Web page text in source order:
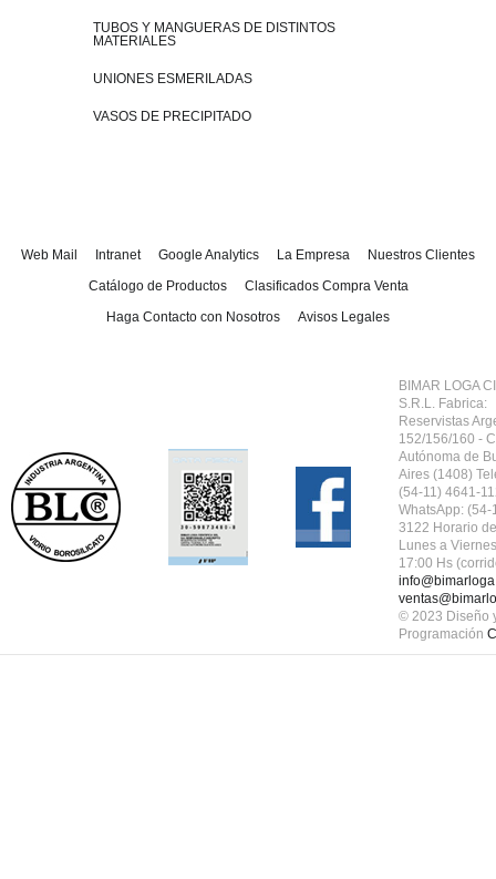
TUBOS Y MANGUERAS DE DISTINTOS
MATERIALES
UNIONES ESMERILADAS
VASOS DE PRECIPITADO
Web Mail Intranet Google Analytics La Empresa
Nuestros Clientes
Catálogo de Productos
Clasificados Compra Venta
Haga Contacto con Nosotros
Avisos Legales
BIMAR LOGA
S.R.L. Fabrica:
Reservistas
152/156/160 -
Autónoma de
Aires (1408)
(54-11) 4641-
WhatsApp: (54-
3122 Horario
Lunes a
17:00 Hs
© 2023 Diseño
Programación